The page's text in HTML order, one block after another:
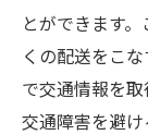
とができます
くの配送をこ
で交通情報を
交通障害を避